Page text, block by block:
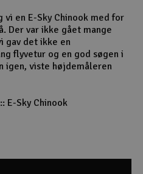
en E-Sky Chinook med for
Der var ikke gået mange
gav det ikke en
flyvetur og en god søgen i
igen, viste højdemåleren
E-Sky Chinook